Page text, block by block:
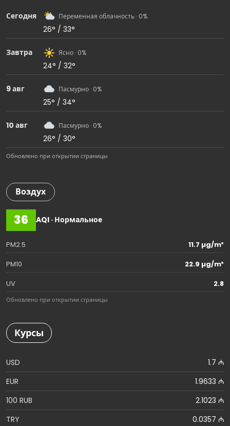
Сегодня Переменная облачность · 0%
26° / 33°
Завтра Ясно · 0%
24° / 32°
9 авг Пасмурно · 0%
25° / 34°
10 авг Пасмурно · 0%
26° / 30°
Обновлено при открытии страницы
Воздух
36 AQI · Нормальное
PM2.5
11.7 µg/m³
PM10
22.9 µg/m³
UV
2.8
Обновлено при открытии страницы
Курсы
USD
1.7 ₼
EUR
1.9633 ₼
100 RUB
2.1023 ₼
TRY
0.0357 ₼